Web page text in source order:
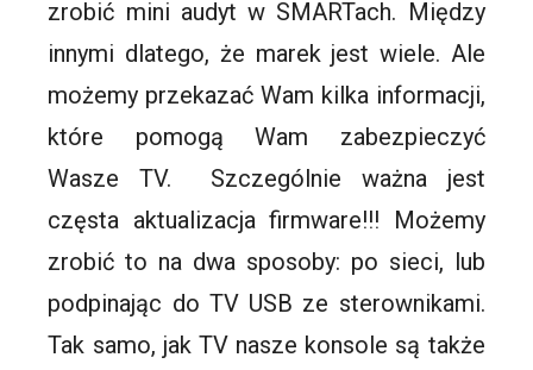
zrobić mini audyt w SMARTach. Między
innymi dlatego, że marek jest wiele. Ale
możemy przekazać Wam kilka informacji,
które pomogą Wam zabezpieczyć
Wasze TV. Szczególnie ważna jest
częsta aktualizacja firmware!!! Możemy
zrobić to na dwa sposoby: po sieci, lub
podpinając do TV USB ze sterownikami.
Tak samo, jak TV nasze konsole są także